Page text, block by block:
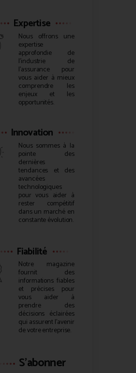
Expertise
Nous offrons une
expertise
approfondie de
l’industrie de
l’assurance pour
vous aider à mieux
comprendre les
enjeux et les
opportunités.
Innovation
Nous sommes à la
pointe des
dernières
tendances et des
avancées
technologiques
pour vous aider à
rester compétitif
dans un marché en
constante évolution.
Fiabilité
Notre magazine
fournit des
informations fiables
et précises pour
vous aider à
prendre des
décisions éclairées
qui assurent l’avenir
de votre entreprise.
S'abonner